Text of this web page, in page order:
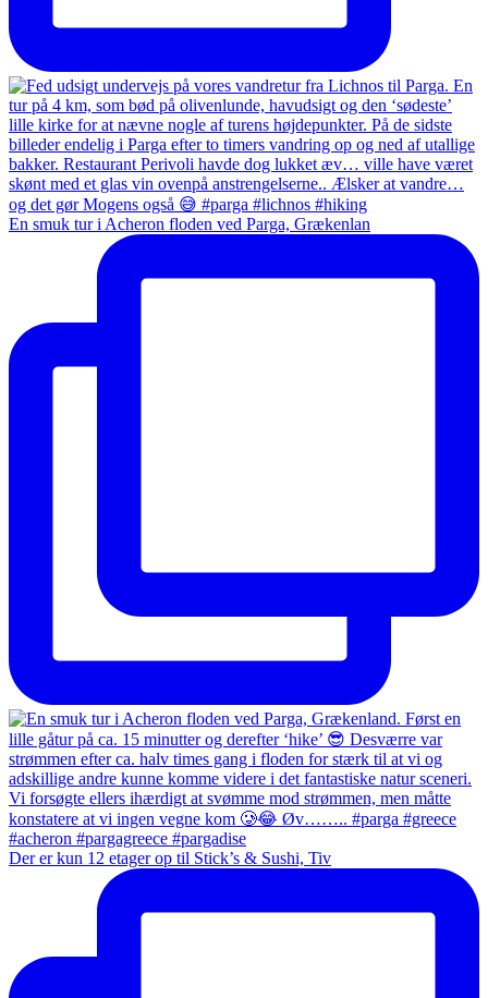
En smuk tur i Acheron floden ved Parga, Grækenlan
Der er kun 12 etager op til Stick’s & Sushi, Tiv